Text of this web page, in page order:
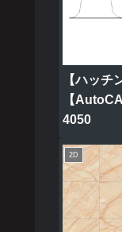
【ハッチ
【
4050
2D